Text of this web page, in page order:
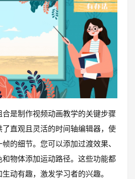
是制作视频动画教学的关键步骤
直观且灵活的时间轴编辑器，使
的细节。您可以添加过渡效果、
物体添加运动路径。这些功能都
动有趣，激发学习者的兴趣。